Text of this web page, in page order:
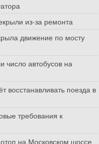
из-за ремонта
движение по мосту
число автобусов на
восстанавливать поезда в
требования к
на Московском шоссе